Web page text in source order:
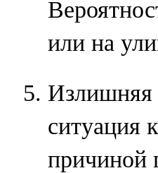
или на
Излишняя
ситуация
причиной